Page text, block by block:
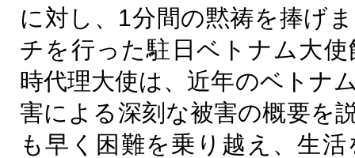
に対し、 1分間の黙祷を捧げ
チを行った駐日ベトナム大
時代理大使は、近年のベトナ
害による深刻な被害の概要を
も早く困難を乗り越え、生